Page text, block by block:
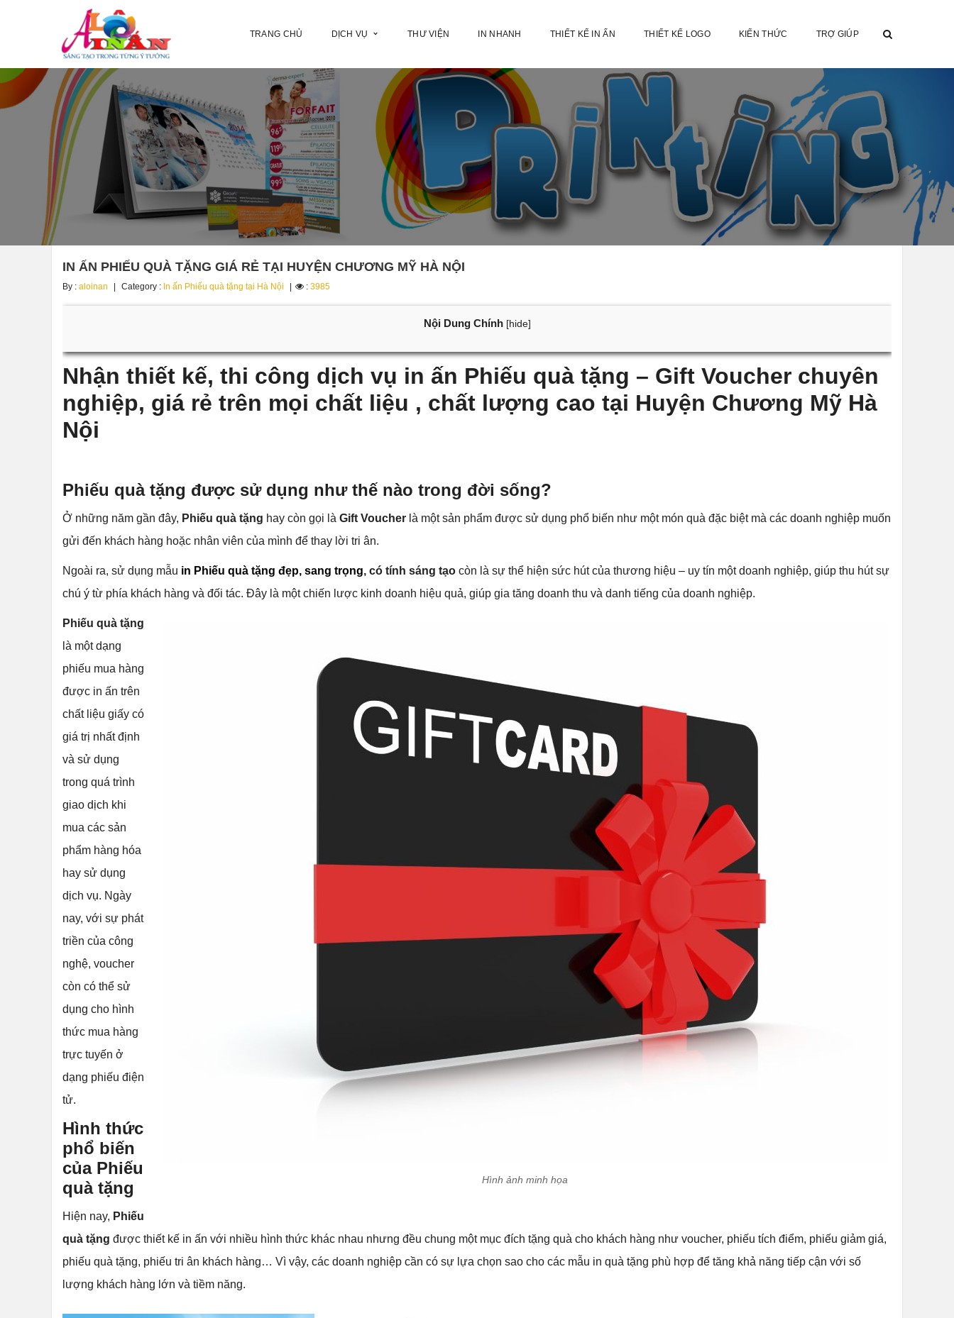
TRANG CHỦ DỊCH VỤ THƯ VIỆN IN NHANH THIẾT KẾ IN ẤN THIẾT KẾ LOGO KIẾN THỨC TRỢ GIÚP
IN ẤN PHIẾU QUÀ TẶNG GIÁ RẺ TẠI HUYỆN CHƯƠNG MỸ HÀ NỘI
By : aloinan Category : In ấn Phiếu quà tặng tại Hà Nội : 3985
Nội Dung Chính [hide]
Nhận thiết kế, thi công dịch vụ in ấn Phiếu quà tặng – Gift Voucher chuyên
nghiệp, giá rẻ trên mọi chất liệu , chất lượng cao tại Huyện Chương Mỹ Hà
Nội
Phiếu quà tặng được sử dụng như thế nào trong đời sống?
Ở những năm gần đây, Phiếu quà tặng hay còn gọi là Gift Voucher là một sản phẩm được sử dụng phổ biến như một món quà đặc biệt mà các doanh nghiệp muốn
gửi đến khách hàng hoặc nhân viên của mình để thay lời tri ân.
Ngoài ra, sử dụng mẫu in Phiếu quà tặng đẹp, sang trọng, có tính sáng tạo còn là sự thể hiện sức hút của thương hiệu – uy tín một doanh nghiệp, giúp thu hút sự
chú ý từ phía khách hàng và đối tác. Đây là một chiến lược kinh doanh hiệu quả, giúp gia tăng doanh thu và danh tiếng của doanh nghiệp.
Hình ảnh minh họa
Phiếu quà tặng
là một dạng
phiếu mua hàng
được in ấn trên
chất liệu giấy có
giá trị nhất định
và sử dụng
trong quá trình
giao dịch khi
mua các sản
phẩm hàng hóa
hay sử dụng
dịch vụ. Ngày
nay, với sự phát
triền của công
nghệ, voucher
còn có thể sử
dụng cho hình
thức mua hàng
trực tuyến ở
dạng phiếu điện
tử.
Hình thức
phổ biến
của Phiếu
quà tặng
Hiện nay, Phiếu
quà tặng được thiết kế in ấn với nhiều hình thức khác nhau nhưng đều chung một mục đích tặng quà cho khách hàng như voucher, phiếu tích điểm, phiếu giảm giá,
phiếu quà tặng, phiếu tri ân khách hàng… Vì vậy, các doanh nghiệp cần có sự lựa chọn sao cho các mẫu in quà tặng phù hợp để tăng khả năng tiếp cận với số
lượng khách hàng lớn và tiềm năng.